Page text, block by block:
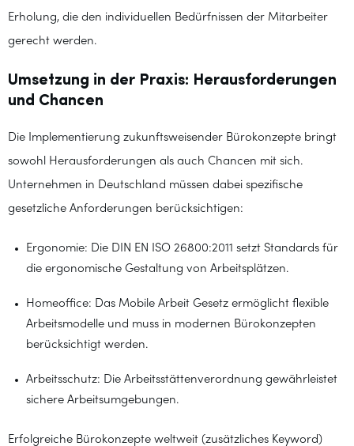
Erholung, die den individuellen Bedürfnissen der Mitarbeiter
gerecht werden.
Umsetzung in der Praxis: Herausforderungen
und Chancen
Die Implementierung zukunftsweisender Bürokonzepte bringt
sowohl Herausforderungen als auch Chancen mit sich.
Unternehmen in Deutschland müssen dabei spezifische
gesetzliche Anforderungen berücksichtigen:
Ergonomie: Die DIN EN ISO 26800:2011 setzt Standards für
die ergonomische Gestaltung von Arbeitsplätzen.
Homeoffice: Das Mobile Arbeit Gesetz ermöglicht flexible
Arbeitsmodelle und muss in modernen Bürokonzepten
berücksichtigt werden.
Arbeitsschutz: Die Arbeitsstättenverordnung gewährleistet
sichere Arbeitsumgebungen.
Erfolgreiche Bürokonzepte weltweit (zusätzliches Keyword)